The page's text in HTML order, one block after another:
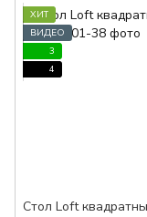
ХИТ
ВИДЕО
3
4